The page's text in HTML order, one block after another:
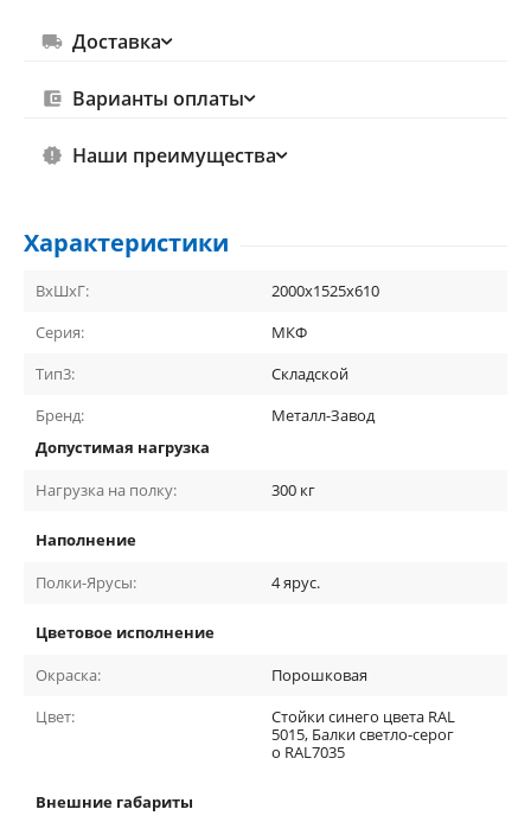
Доставка
Варианты оплаты
Наши преимущества
Характеристики
ВхШхГ:
2000х1525х610
Серия:
МКФ
Тип3:
Складской
Бренд:
Металл-Завод
Допустимая нагрузка
Нагрузка на полку:
300 кг
Наполнение
Полки-Ярусы:
4ярус.
Цветовое исполнение
Окраска:
Порошковая
Цвет:
Стойки синего цвета RAL
5015, Балки светло-серог
о RAL7035
Внешние габариты